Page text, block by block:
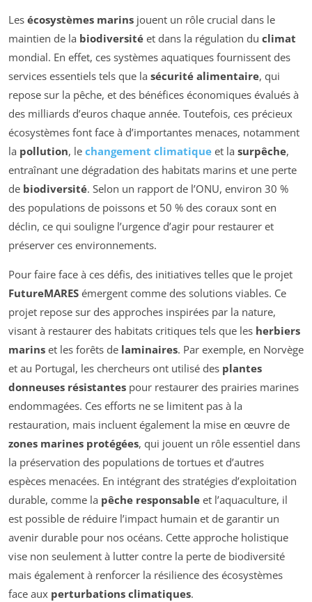
Les écosystèmes marins jouent un rôle crucial dans le
maintien de la biodiversité et dans la régulation du climat
mondial. En effet, ces systèmes aquatiques fournissent des
services essentiels tels que la sécu­rité alimentaire, qui
repose sur la pêche, et des bénéfices économiques évalués à
des milliards d’euros chaque année. Toutefois, ces précieux
écosystèmes font face à d’importantes menaces, notamment
la pollution, le changement climatique et la surpêche,
entraînant une dégradation des habitats marins et une perte
de biodiversité. Selon un rapport de l’ONU, environ 30 %
des populations de poissons et 50 % des coraux sont en
déclin, ce qui souligne l’urgence d’agir pour restaurer et
préserver ces environnements.
Pour faire face à ces défis, des initiatives telles que le projet
FutureMARES émergent comme des solutions viables. Ce
projet repose sur des approches inspirées par la nature,
visant à restaurer des habitats critiques tels que les herbiers
marins et les forêts de laminaires. Par exemple, en Norvège
et au Portugal, les chercheurs ont utilisé des plantes
donneuses résistantes pour restaurer des prairies marines
endommagées. Ces efforts ne se limitent pas à la
restauration, mais incluent également la mise en œuvre de
zones marines protégées, qui jouent un rôle essentiel dans
la préservation des populations de tortues et d’autres
espèces menacées. En intégrant des stratégies d’exploitation
durable, comme la pêche responsable et l’aquaculture, il
est possible de réduire l’impact humain et de garantir un
avenir durable pour nos océans. Cette approche holistique
vise non seulement à lutter contre la perte de biodiversité
mais également à renforcer la résilience des écosystèmes
face aux perturbations climatiques.